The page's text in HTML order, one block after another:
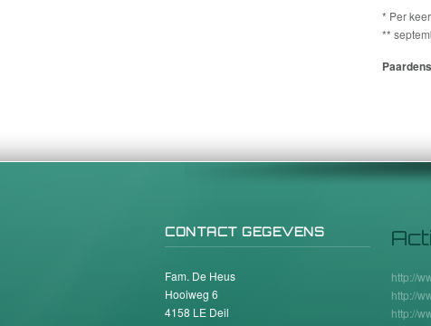
* Per keer
**
CONTACT GEGEVENS
Fam. De Heus
Hooiweg 6
4158 LE Deil
http://
http://
http://